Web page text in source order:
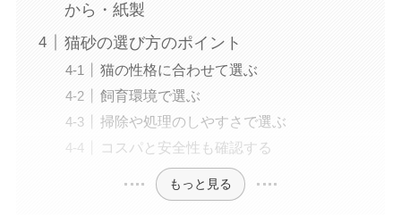
から・紙製
猫砂の選び方のポイント
猫の性格に合わせて選ぶ
飼育環境で選ぶ
掃除や処理のしやすさで選ぶ
コスパと安全性も確認する
もっと見る